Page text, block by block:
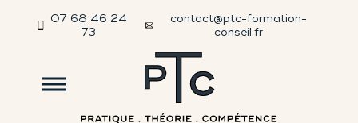
07 68 46 24
73
contact@ptc-formation-
conseil.fr